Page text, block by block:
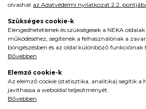
Az edzésmódszertani szakértő
súlyemelő szakedző hallgatók
remélhetőleg egy hosszú távú
olvashat az Adatvédelmi nyilatkozat 2.2.
Szükséges cookie-k
Elengedhetetlenek és szükségesek a NEKA
működéséhez, segítenek a felhasználónak a
böngészésben és az oldal különböző funkcióinak
Bővebben
Elemző cookie-k
Az elemző cookie (statisztika, analitika) segítik a
javíthassa a weboldal teljesítményét.
Bővebben